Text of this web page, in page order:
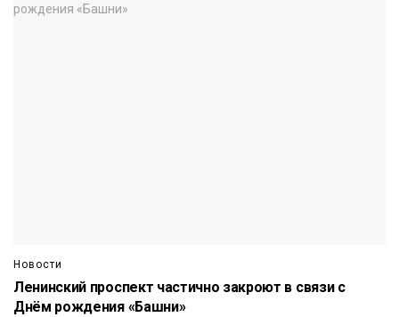
Новости
Ленинский проспект частично закроют в связи с
Днём рождения «Башни»